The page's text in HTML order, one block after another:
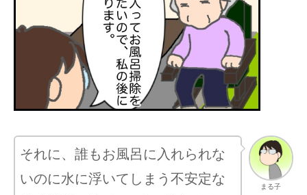
まる子
それに、誰もお風呂に入れられな
いのに水に浮いてしまう不安定な